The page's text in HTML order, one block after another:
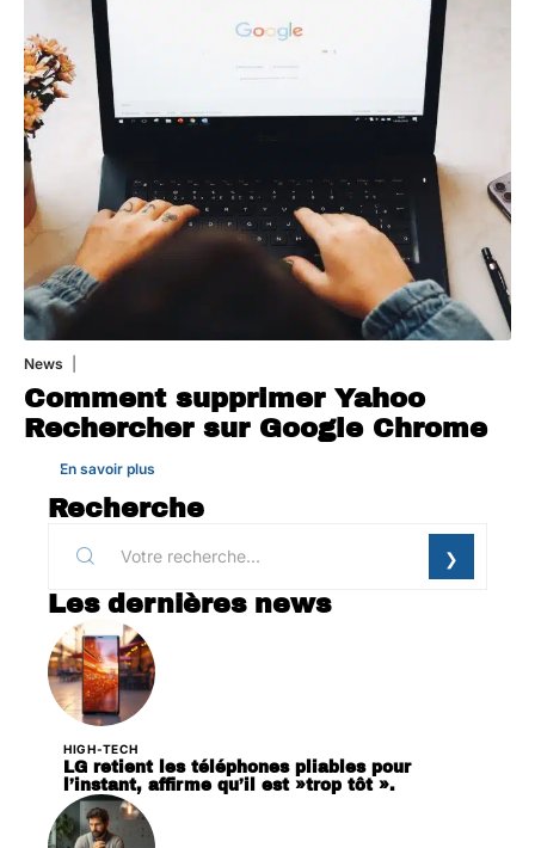
News
Comment supprimer Yahoo
Rechercher sur Google Chrome
En savoir plus
Recherche
Les dernières news
HIGH-TECH
LG retient les téléphones pliables pour
l’instant, affirme qu’il est »trop tôt ».